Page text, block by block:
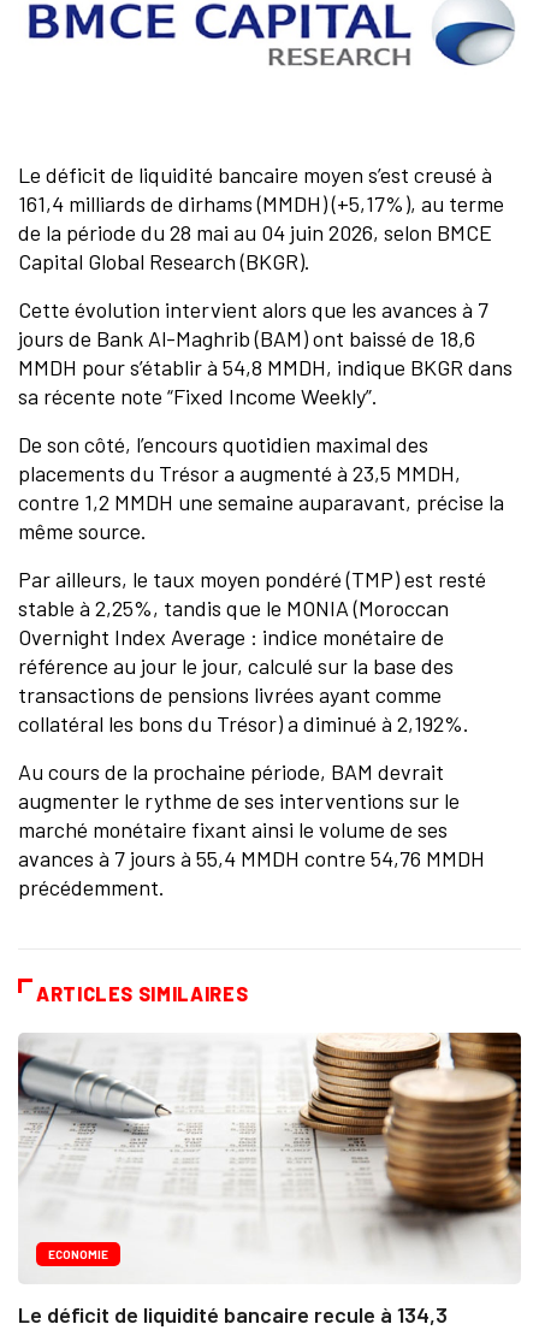
Le déficit de liquidité bancaire moyen s’est creusé à
161,4 milliards de dirhams (MMDH) (+5,17%), au terme
de la période du 28 mai au 04 juin 2026, selon BMCE
Capital Global Research (BKGR).
Cette évolution intervient alors que les avances à 7
jours de Bank Al-Maghrib (BAM) ont baissé de 18,6
MMDH pour s’établir à 54,8 MMDH, indique BKGR dans
sa récente note “Fixed Income Weekly”.
De son côté, l’encours quotidien maximal des
placements du Trésor a augmenté à 23,5 MMDH,
contre 1,2 MMDH une semaine auparavant, précise la
même source.
Par ailleurs, le taux moyen pondéré (TMP) est resté
stable à 2,25%, tandis que le MONIA (Moroccan
Overnight Index Average : indice monétaire de
référence au jour le jour, calculé sur la base des
transactions de pensions livrées ayant comme
collatéral les bons du Trésor) a diminué à 2,192%.
Au cours de la prochaine période, BAM devrait
augmenter le rythme de ses interventions sur le
marché monétaire fixant ainsi le volume de ses
avances à 7 jours à 55,4 MMDH contre 54,76 MMDH
précédemment.
ARTICLES SIMILAIRES
ECONOMIE
Le déficit de liquidité bancaire recule à 134,3